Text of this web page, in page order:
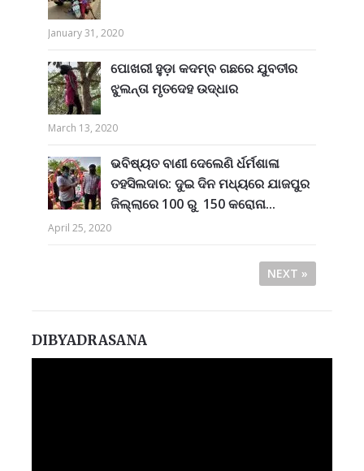
January 31, 2020
ପୋଖରୀ ହୁଡ଼ା କଦମ୍ବ ଗଛରେ ଯୁବତୀର
ଝୁଲନ୍ତା ମୃତଦେହ ଉଦ୍ଧାର
March 13, 2020
ଭବିଷ୍ୟତ ବାଣୀ ଦେଲେଣି ର୍ଧର୍ମଶାଳା
ତହସିଲଦାର: ଦୁଇ ଦିନ ମଧ୍ୟରେ ଯାଜପୁର
ଜିଲ୍ଲାରେ 100 ରୁ 150 କରୋନା...
April 25, 2020
NEXT »
DIBYADRASANA